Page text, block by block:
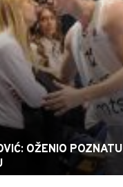
OŽENIO POZNATU